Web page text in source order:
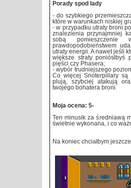
Porady spod lady
- do szybkiego
które w warunkach niskiej
- w przypadku utraty broni
znalezienia przynajmniej
sobą pomieszczenie
prawdopodobieństwem
utraty energii. A nawet jeśli
większe straty
pięści czy Phasera;
- wybór trudniejszego
Co więcej Snoterpiilary są
plują, szybciej atakują
twojego bohatera broni.
Moja ocena: 5-
Ten minusik za średniawą
świetnie wykonana, i co
Na koniec chciałbym